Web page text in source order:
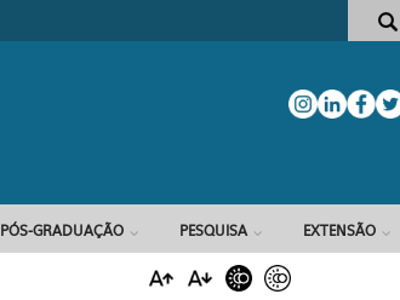
Formulário de busca
PÓS-GRADUAÇÃO PESQUISA EXTENSÃO